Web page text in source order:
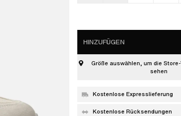
HINZUFÜGEN
Größe auswählen, um die
sehen
Kostenlose Expresslieferung
Kostenlose Rücksendungen